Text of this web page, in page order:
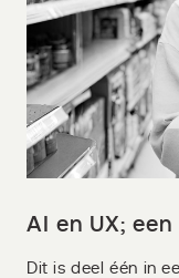
AI en UX;
Dit is deel één in